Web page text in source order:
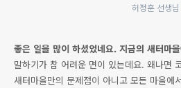
허정훈 선생님
좋은 일을 많이 하셨었네요. 지금의 새터마
말하기가 참 어려운 면이 있는데요. 왜나면
새터마을만의 문제점이 아니고 모든 마을에